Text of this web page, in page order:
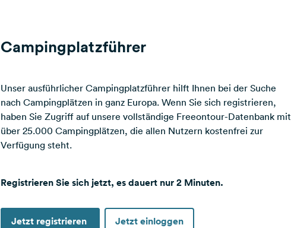
Campingplatzführer
Unser ausführlicher Campingplatzführer hilft Ihnen bei der Suche
nach Campingplätzen in ganz Europa. Wenn Sie sich registrieren,
haben Sie Zugriff auf unsere vollständige Freeontour-Datenbank mit
über 25.000 Campingplätzen, die allen Nutzern kostenfrei zur
Verfügung steht.
Registrieren Sie sich jetzt, es dauert nur 2 Minuten.
Jetzt registrieren Jetzt einloggen